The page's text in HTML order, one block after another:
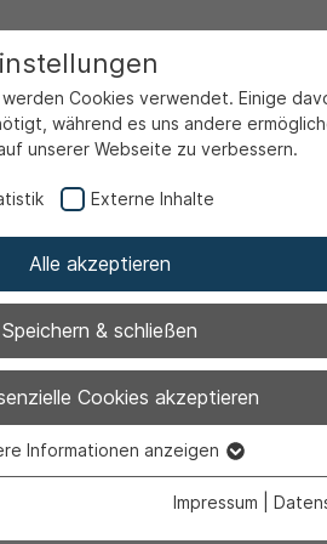
Cookies verwendet. Einige
während es uns andere
unserer Webseite zu verbessern.
Externe Inhalte
Alle akzeptieren
Speichern & schließen
Cookies akzeptieren
werden für grundlegende Funktionen
Informationen anzeigen
Impressum